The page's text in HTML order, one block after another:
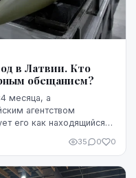
в Латвии. Кто
обещанием?
месяца, а
агентством
его как находящийся
ни
обеспечена и на чем
35 0 0